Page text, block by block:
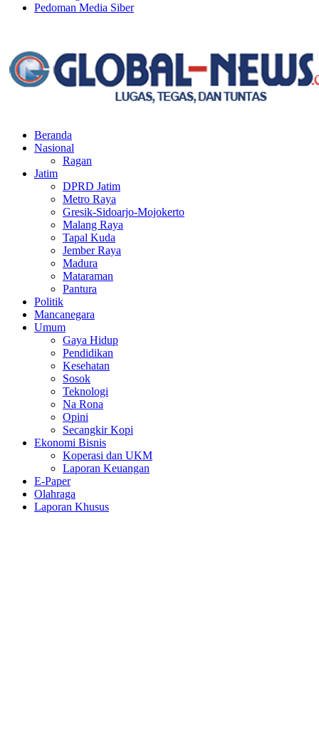
Pedoman Media Siber
Beranda
Nasional
Ragan
Jatim
DPRD Jatim
Metro Raya
Gresik-Sidoarjo-Mojokerto
Malang Raya
Tapal Kuda
Jember Raya
Madura
Mataraman
Pantura
Politik
Mancanegara
Umum
Gaya Hidup
Pendidikan
Kesehatan
Sosok
Teknologi
Na Rona
Opini
Secangkir Kopi
Ekonomi Bisnis
Koperasi dan UKM
Laporan Keuangan
E-Paper
Olahraga
Laporan Khusus